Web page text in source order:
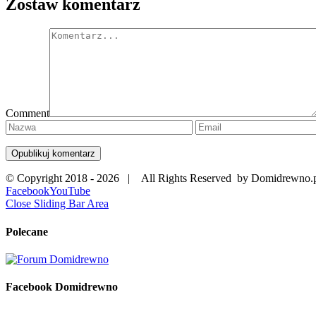
Zostaw komentarz
Comment
© Copyright 2018 - 2026 | All Rights Reserved by
FacebookYouTube
Close Sliding Bar Area
Polecane
Facebook Domidrewno